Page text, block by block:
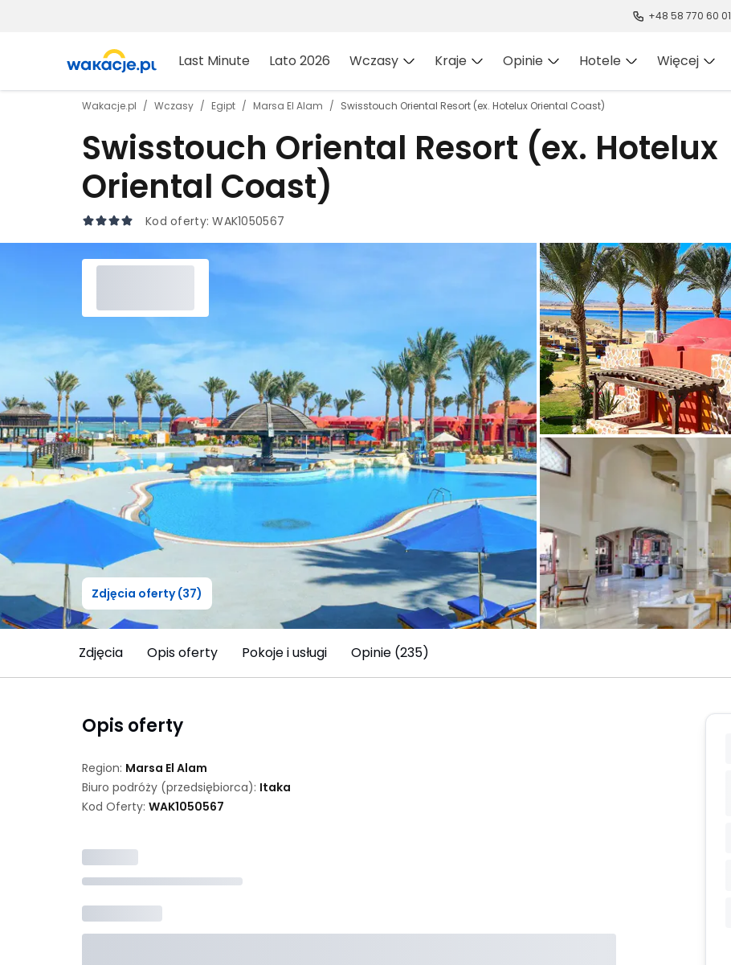
+48 58 770 60 01
Last Minute Lato 2026 Wczasy Kraje Opinie Hotele Więcej
Wakacje.pl Wczasy Egipt Marsa El Alam Swisstouch Oriental Resort (ex. Hotelux Oriental Coast)
Swisstouch Oriental Resort (ex. Hotelux
Oriental Coast)
Kod oferty:WAK1050567
Zdjęcia oferty (37)
Zdjęcia Opis oferty Pokoje i usługi Opinie (235)
Opis oferty
Region: Marsa El Alam
Biuro podróży (przedsiębiorca): Itaka
Kod Oferty: WAK1050567